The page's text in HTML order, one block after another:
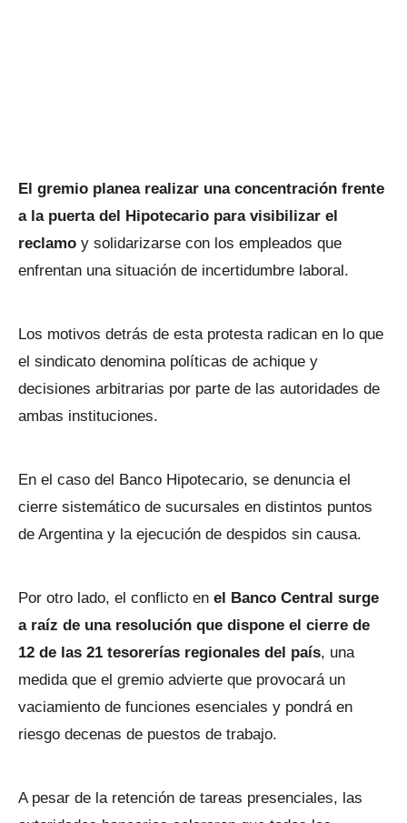
El gremio planea realizar una concentración frente
a la puerta del Hipotecario para visibilizar el
reclamo y solidarizarse con los empleados que
enfrentan una situación de incertidumbre laboral.
Los motivos detrás de esta protesta radican en lo que
el sindicato denomina políticas de achique y
decisiones arbitrarias por parte de las autoridades de
ambas instituciones.
En el caso del Banco Hipotecario, se denuncia el
cierre sistemático de sucursales en distintos puntos
de Argentina y la ejecución de despidos sin causa.
Por otro lado, el conflicto en el Banco Central surge
a raíz de una resolución que dispone el cierre de
12 de las 21 tesorerías regionales del país, una
medida que el gremio advierte que provocará un
vaciamiento de funciones esenciales y pondrá en
riesgo decenas de puestos de trabajo.
A pesar de la retención de tareas presenciales, las